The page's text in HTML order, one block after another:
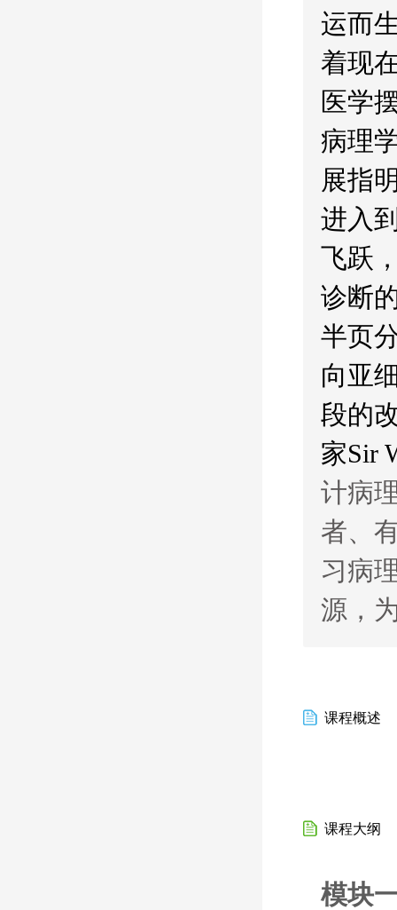
运而
着现
医学
病理
展指
进入
飞跃
诊断
半页
向亚
段的
家Sir
计病
者、
习病
源，
课程概述
课程大纲
模块